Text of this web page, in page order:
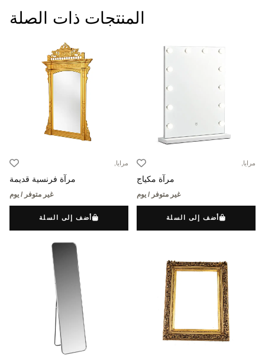
المنتجات ذات الصلة
مرايا,
مرآة مكياج
غير متوفر / يوم
أضف إلى السلة
مرايا,
مرآة فرنسية قديمة
غير متوفر / يوم
أضف إلى السلة